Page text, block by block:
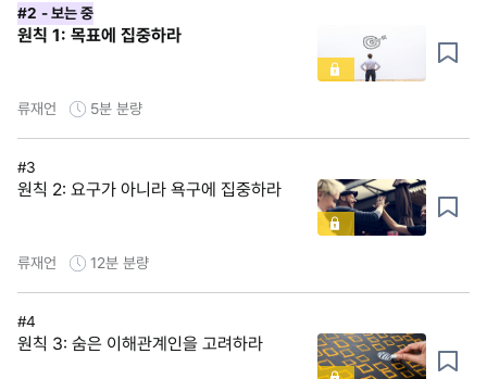
#2 - 보는 중
원칙 1: 목표에 집중하라
류재언 5분 분량
#3
원칙 2: 요구가 아니라 욕구에 집중하라
류재언 12분 분량
#4
원칙 3: 숨은 이해관계인을 고려하라